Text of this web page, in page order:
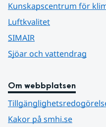
Kunskapscentrum för
Luftkvalitet
SIMAIR
Sjöar och vattendrag
Om webbplatsen
Kakor på smhi.se